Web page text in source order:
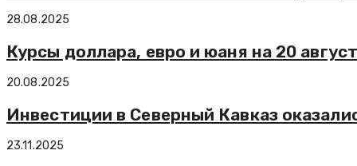
28.08.2025
Курсы доллара, евро и юаня на 20
20.08.2025
Инвестиции в Северный Кавказ
23.11.2025